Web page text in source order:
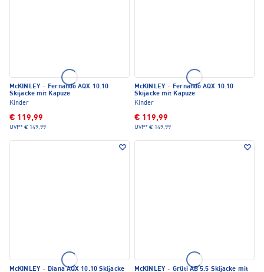
McKINLEY · Fernando AQX 10.10
Skijacke mit Kapuze
Kinder
€ 119,99
UVP* € 149,99
McKINLEY · Fernando AQX 10.10
Skijacke mit Kapuze
Kinder
€ 119,99
UVP* € 149,99
McKINLEY · Diana AQX 10.10 Skijacke McKINLEY · Grüti AB 5.5 Skijacke mit